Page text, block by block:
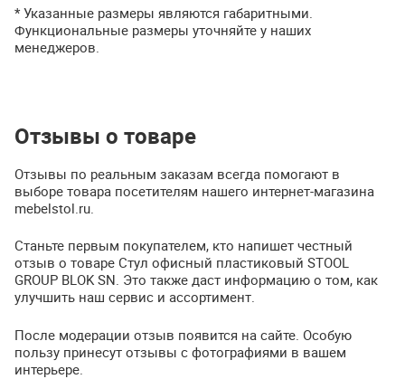
* Указанные размеры являются габаритными.
Функциональные размеры уточняйте у наших
менеджеров.
Отзывы о товаре
Отзывы по реальным заказам всегда помогают в
выборе товара посетителям нашего интернет-магазина
mebelstol.ru.
Станьте первым покупателем, кто напишет честный
отзыв о товаре Стул офисный пластиковый STOOL
GROUP BLOK SN. Это также даст информацию о том, как
улучшить наш сервис и ассортимент.
После модерации отзыв появится на сайте. Особую
пользу принесут отзывы с фотографиями в вашем
интерьере.